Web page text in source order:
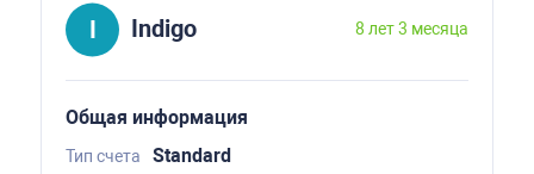
Indigo 8 лет 3 месяца
Общая информация
Тип счета Standard